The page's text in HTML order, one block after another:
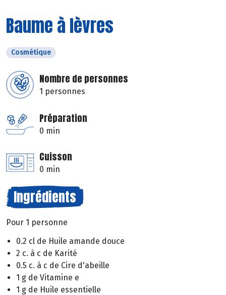
Baume à lèvres
Cosmétique
Nombre de personnes
1 personnes
Préparation
0 min
Cuisson
0 min
Ingrédients
Pour 1 personne
0.2 cl de Huile amande douce
2 c. à c de Karité
0.5 c. à c de Cire d'abeille
1 g de Vitamine e
1 g de Huile essentielle